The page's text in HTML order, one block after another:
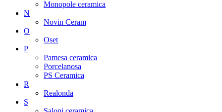
Monopole ceramica
N
Novin Ceram
O
Oset
P
Pamesa ceramica
Porcelanosa
PS Ceramica
R
Realonda
S